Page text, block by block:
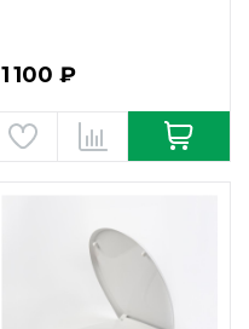
1 100 ₽